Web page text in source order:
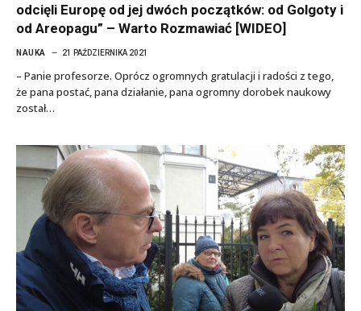
odcięli Europę od jej dwóch początków: od Golgoty i
od Areopagu” – Warto Rozmawiać [WIDEO]
NAUKA 21 PAŹDZIERNIKA 2021
– Panie profesorze. Oprócz ogromnych gratulacji i radości z tego,
że pana postać, pana działanie, pana ogromny dorobek naukowy
został…